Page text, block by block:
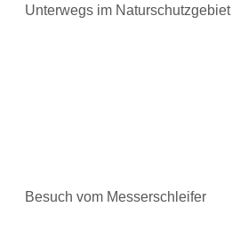
Unterwegs im Naturschutzgebiet
Besuch vom Messerschleifer